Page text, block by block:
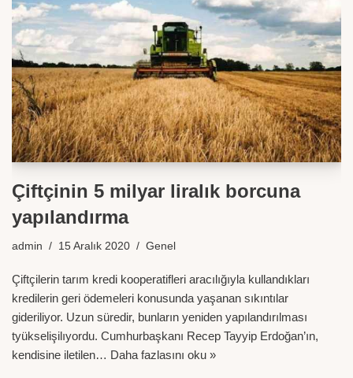
Çiftçinin 5 milyar liralık borcuna
yapılandırma
admin 15 Aralık 2020 Genel
Çiftçilerin tarım kredi kooperatifleri aracılığıyla kullandıkları
kredilerin geri ödemeleri konusunda yaşanan sıkıntılar
gideriliyor. Uzun süredir, bunların yeniden yapılandırılması
tyükselişilıyordu. Cumhurbaşkanı Recep Tayyip Erdoğan’ın,
kendisine iletilen… Daha fazlasını oku »